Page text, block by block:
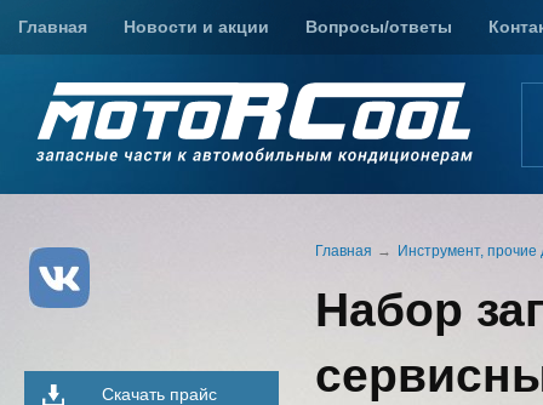
Главная Новости и акции Вопросы/ответы
Главная Инструмент, прочие
Набор
Скачать прайс